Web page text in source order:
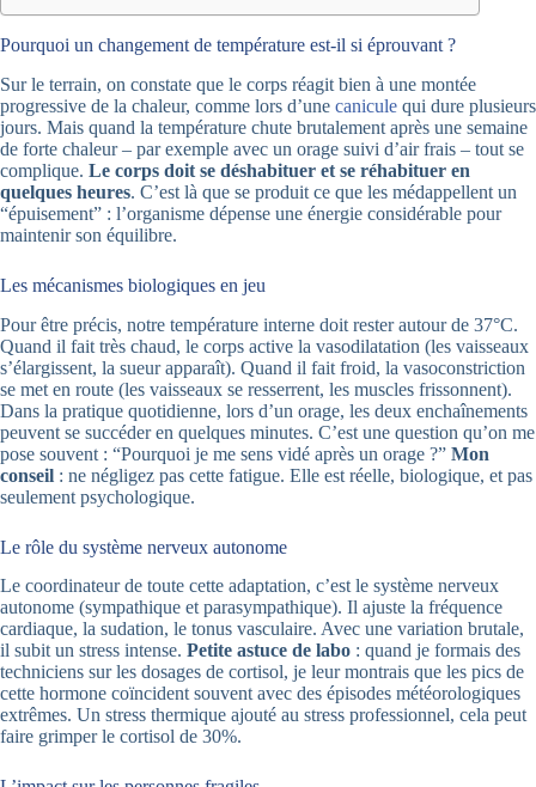
Pourquoi un changement de température est-il si éprouvant ?
Sur le terrain, on constate que le corps réagit bien à une montée
progressive de la chaleur, comme lors d’une canicule qui dure plusieurs
jours. Mais quand la température chute brutalement après une semaine
de forte chaleur – par exemple avec un orage suivi d’air frais – tout se
complique. Le corps doit se déshabituer et se réhabituer en
quelques heures. C’est là que se produit ce que les médappellent un
“épuisement” : l’organisme dépense une énergie considérable pour
maintenir son équilibre.
Les mécanismes biologiques en jeu
Pour être précis, notre température interne doit rester autour de 37°C.
Quand il fait très chaud, le corps active la vasodilatation (les vaisseaux
s’élargissent, la sueur apparaît). Quand il fait froid, la vasoconstriction
se met en route (les vaisseaux se resserrent, les muscles frissonnent).
Dans la pratique quotidienne, lors d’un orage, les deux enchaînements
peuvent se succéder en quelques minutes. C’est une question qu’on me
pose souvent : “Pourquoi je me sens vidé après un orage ?” Mon
conseil : ne négligez pas cette fatigue. Elle est réelle, biologique, et pas
seulement psychologique.
Le rôle du système nerveux autonome
Le coordinateur de toute cette adaptation, c’est le système nerveux
autonome (sympathique et parasympathique). Il ajuste la fréquence
cardiaque, la sudation, le tonus vasculaire. Avec une variation brutale,
il subit un stress intense. Petite astuce de labo : quand je formais des
techniciens sur les dosages de cortisol, je leur montrais que les pics de
cette hormone coïncident souvent avec des épisodes météorologiques
extrêmes. Un stress thermique ajouté au stress professionnel, cela peut
faire grimper le cortisol de 30%.